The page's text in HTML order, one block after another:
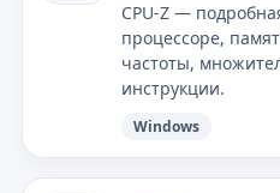
CPU‑Z —
процессоре,
частоты,
инструкции.
Windows